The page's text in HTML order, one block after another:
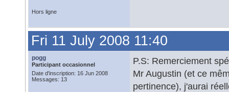
Hors ligne
Fri 11 July 2008 11:40
pogg
Participant occasionnel
Date d'inscription: 16 Jun 2008
Messages: 13
P.S: Remerciement
Mr Augustin (et ce
pertinence), j'aurai